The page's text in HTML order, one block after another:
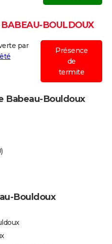
BOULDOUX
par
Présence
de
termite
Babeau-Bouldoux
Bouldoux